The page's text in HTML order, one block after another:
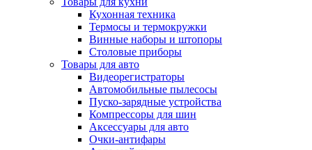
Кухонная техника
Термосы и термокружки
Винные наборы и штопоры
Столовые приборы
Товары для авто
Видеорегистраторы
Автомобильные пылесосы
Пуско-зарядные устройства
Компрессоры для шин
Аксессуары для авто
Очки-антифары